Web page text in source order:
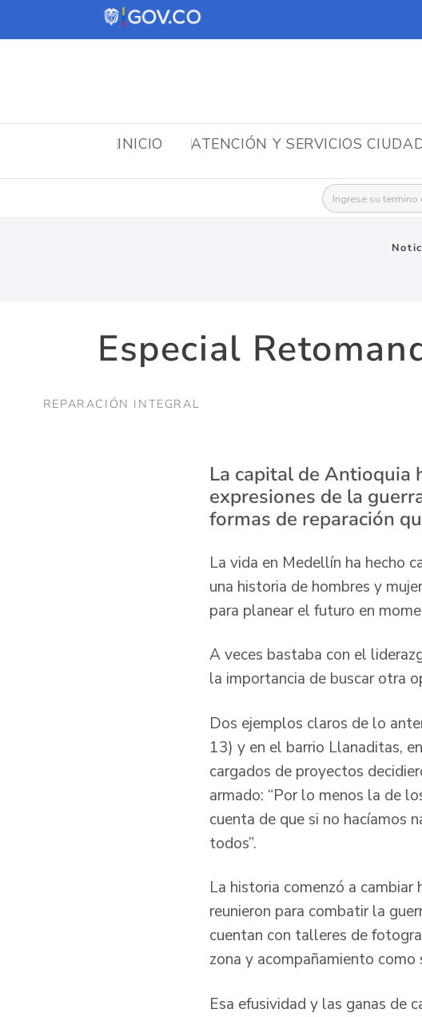
INICIO ATENCIÓN Y SERVICIOS
Buscar:
Especial
REPARACIÓN INTEGRAL
La capital de Antioquia
expresiones de la
formas de reparación
La vida en Medellín ha hecho
una historia de hombres y
para planear el futuro en
A veces bastaba con el
la importancia de buscar otra
Dos ejemplos claros de lo
13) y en el barrio Llanaditas,
cargados de proyectos
armado: “Por lo menos la de
cuenta de que si no hacíamos
todos”.
La historia comenzó a cambiar
reunieron para combatir la
cuentan con talleres de
zona y acompañamiento como
Esa efusividad y las ganas de